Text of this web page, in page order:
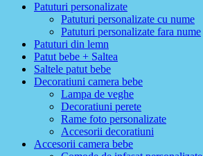
Patuturi personalizate
Patuturi personalizate cu nume
Patuturi personalizate fara nume
Patuturi din lemn
Patut bebe + Saltea
Saltele patut bebe
Decoratiuni camera bebe
Lampa de veghe
Decoratiuni perete
Rame foto personalizate
Accesorii decoratiuni
Accesorii camera bebe